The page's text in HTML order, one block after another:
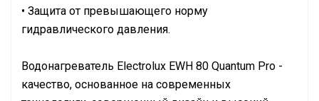
• Защита от превышающего норму
гидравлического давления.
Водонагреватель Electrolux EWH 80 Quantum Pro -
качество, основанное на современных